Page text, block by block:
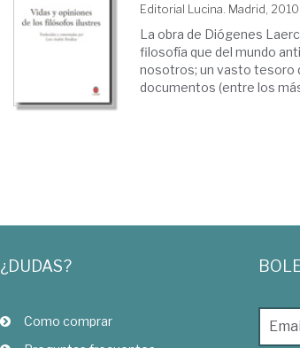
Editorial Lucina. Madrid, 2010
La obra de Diógenes
filosofía que del mundo
nosotros; un vasto tesoro
documentos (entre los
¿DUDAS?
Como comprar